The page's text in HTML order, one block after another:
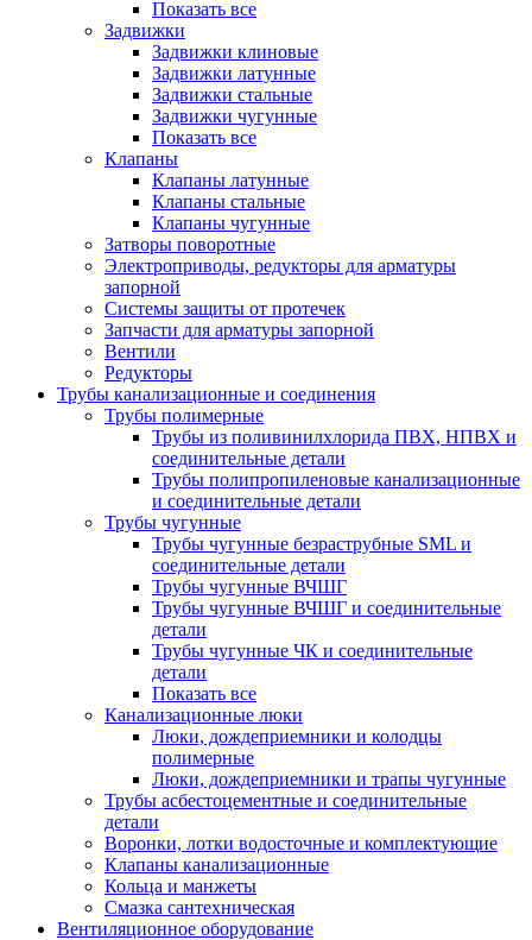
Показать все
Задвижки
Задвижки клиновые
Задвижки латунные
Задвижки стальные
Задвижки чугунные
Показать все
Клапаны
Клапаны латунные
Клапаны стальные
Клапаны чугунные
Затворы поворотные
Электроприводы, редукторы для арматуры
запорной
Системы защиты от протечек
Запчасти для арматуры запорной
Вентили
Редукторы
Трубы канализационные и соединения
Трубы полимерные
Трубы из поливинилхлорида ПВХ, НПВХ и
соединительные детали
Трубы полипропиленовые канализационные
и соединительные детали
Трубы чугунные
Трубы чугунные безраструбные SML и
соединительные детали
Трубы чугунные ВЧШГ
Трубы чугунные ВЧШГ и соединительные
детали
Трубы чугунные ЧК и соединительные
детали
Показать все
Канализационные люки
Люки, дождеприемники и колодцы
полимерные
Люки, дождеприемники и трапы чугунные
Трубы асбестоцементные и соединительные
детали
Воронки, лотки водосточные и комплектующие
Клапаны канализационные
Кольца и манжеты
Смазка сантехническая
Вентиляционное оборудование